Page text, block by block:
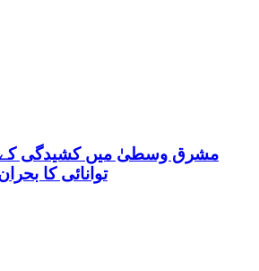
مشرق وسطیٰ میں کشیدگی کے
توانائی کا